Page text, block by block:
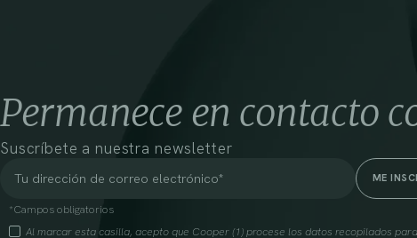
Permanece en contacto
Suscríbete a nuestra newsletter
*Campos obligatorios
Al marcar esta casilla, acepto que Cooper (1) procese los datos recopilados